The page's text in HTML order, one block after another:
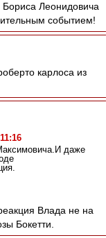
Леонидовича
событием!
карлоса из
даже
Влада не на
Бокетти.